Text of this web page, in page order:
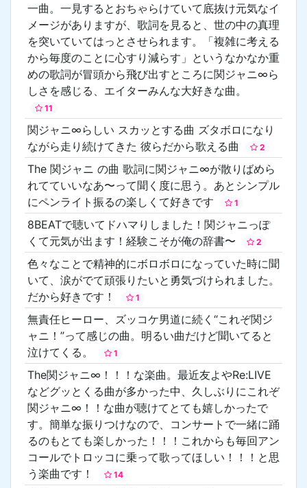
一曲。一見するとおちゃらけていて底抜け元気なイ
メージがありますが、歌詞を見ると、世の中の真理
を突いていてはっとさせられます。「複雑に考える
から毎度のことに心すり減らす」というなかなか重
めの歌詞が冒頭から飛び出すところに関ジャニ∞ら
しさを感じる、エイターみんな大好きな曲。
11
関ジャニ∞らしい スカッとする曲 ズタボロになり
ながら走り続けてきた 彼らだから歌える曲
2
The 関ジャニ の曲 歌詞に関ジャニ∞が散りばめら
れてていいなあ〜って聞く度に思う。あとシンプル
にペンライト振るの楽しくて好きです
1
8BEATで聴いてドハマりしました！関ジャニっぽ
くて元気が出ます！経験こそが俺の辞書〜
2
色々なことで精神的にボロボロになっていた時に聞
いて、涙がでて頑張りたいと勇気づけられました。
だから好きです！
1
無責任ヒーロー、ズッコケ男道に続く“これぞ関ジ
ャニ！”って感じの曲。明るい曲だけど聞いてると
泣けてくる。
1
The関ジャニ∞！！！な楽曲。最近友よやRe:LIVE
などグッとくる曲が多かった中、久しぶりにこれぞ
関ジャニ∞！！な曲が聴けてとても嬉しかったで
す。簡単な振りつけなので、コンサートで一緒に踊
るのもとても楽しかった！！！これからも毎回アン
コールでトロッコに乗って歌ってほしい！！！と思
う楽曲です！
14